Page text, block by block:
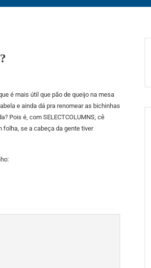
é mais útil que pão de queijo na mesa
e ainda dá pra renomear as bichinhas
Pois é, com SELECTCOLUMNS, cê
folha, se a cabeça da gente tiver